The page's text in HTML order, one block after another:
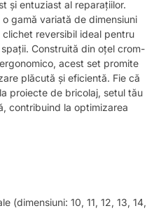
și entuziast al reparațiilor.
gamă variată de dimensiuni
reversibil ideal pentru
Construită din oțel crom-
acest set promite
plăcută și eficientă. Fie că
proiecte de bricolaj, setul tău
contribuind la optimizarea
(dimensiuni: 10, 11, 12, 13, 14,